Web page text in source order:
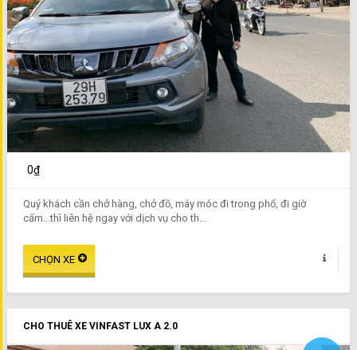
0₫
Quý khách cần chở hàng, chở đồ, máy móc đi trong phố, đi giờ
cấm...thì liên hệ ngay với dịch vụ cho th...
CHO THUÊ XE VINFAST LUX A 2.0